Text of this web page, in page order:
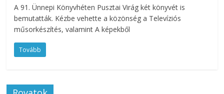
A 91. Ünnepi Könyvhéten Pusztai Virág két könyvét is
bemutatták. Kézbe vehette a közönség a Televíziós
műsorkészítés, valamint A képekből
Tovább